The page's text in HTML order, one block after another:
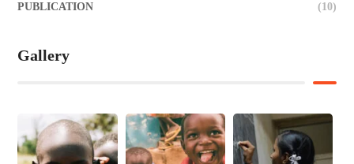
PUBLICATION (10)
Gallery